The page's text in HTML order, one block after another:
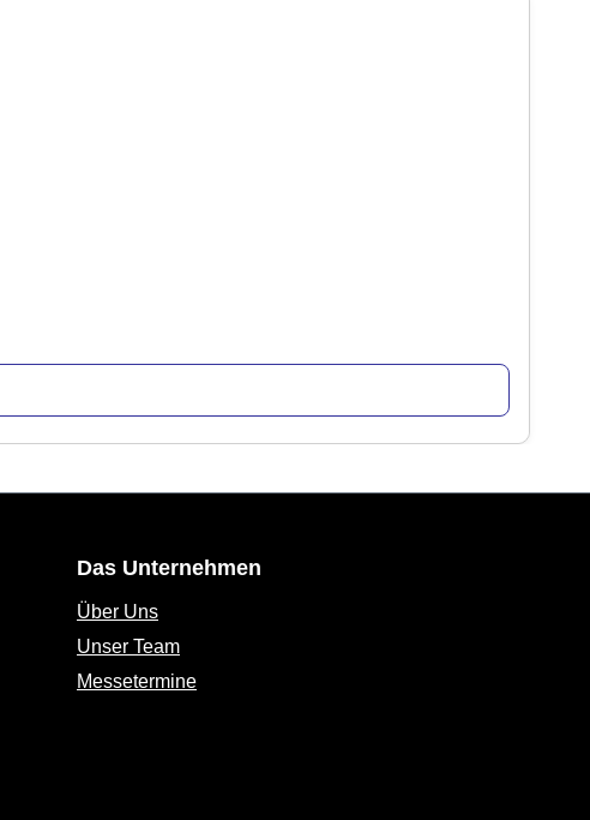
Das Unternehmen
Über Uns
Unser Team
Messetermine